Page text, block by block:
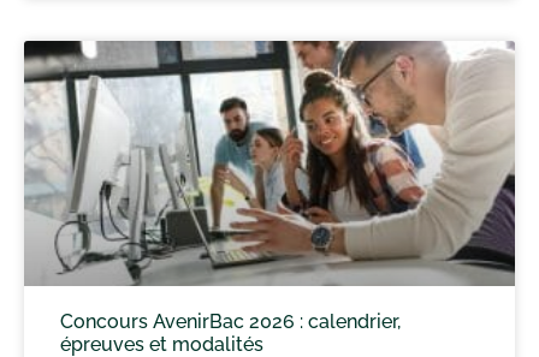
Concours AvenirBac 2026 : calendrier,
épreuves et modalités